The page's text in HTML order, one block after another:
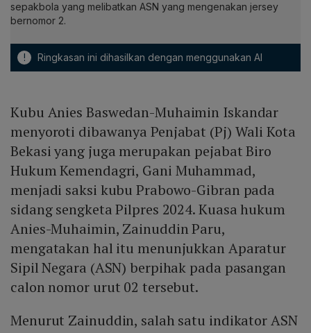
sepakbola yang melibatkan ASN yang mengenakan jersey
bernomor 2.
! Ringkasan ini dihasilkan dengan menggunakan AI
Kubu Anies Baswedan-Muhaimin Iskandar
menyoroti dibawanya Penjabat (Pj) Wali Kota
Bekasi yang juga merupakan pejabat Biro
Hukum Kemendagri, Gani Muhammad,
menjadi saksi kubu Prabowo-Gibran pada
sidang sengketa Pilpres 2024. Kuasa hukum
Anies-Muhaimin, Zainuddin Paru,
mengatakan hal itu menunjukkan Aparatur
Sipil Negara (ASN) berpihak pada pasangan
calon nomor urut 02 tersebut.
Menurut Zainuddin, salah satu indikator ASN